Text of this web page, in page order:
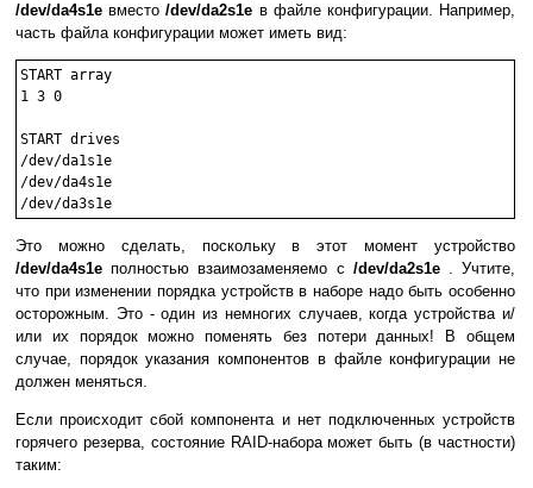
/dev/da4s1eвместо/dev/da2s1e в файле конфигурации. Например,
часть файла конфигурации может иметь вид:
START array
1 3 0
START drives
/dev/da1s1e
/dev/da4s1e
Это можно сделать, поскольку в этот момент устройство
/dev/da4s1eполностью взаимозаменяемо с /dev/da2s1e . Учтите,
что при изменении порядка устройств в наборе надо быть особенно
осторожным. Это - один из немногих случаев, когда устройства и/
или их порядок можно поменять без потери данных! В общем
случае, порядок указания компонентов в файле конфигурации не
должен меняться.
Если происходит сбой компонента и нет подключенных устройств
горячего резерва, состояние RAID-набора может быть (в частности)
таким: